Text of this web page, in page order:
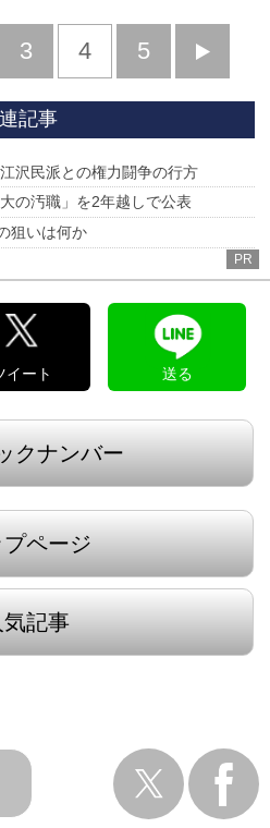
3 4 5
へ
記事
沢民派との権力闘争の行方
の汚職」を2年越しで公表
狙いは何か
PR
イート 送る
クナンバー
プページ
気記事